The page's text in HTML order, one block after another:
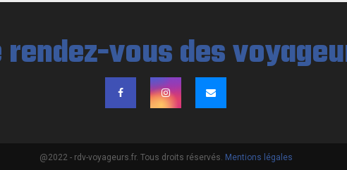
@2022 - rdv-voyageurs.fr. Tous droits réservés. Mentions légales